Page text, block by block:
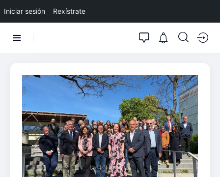
Iniciar sesión Rexístrate